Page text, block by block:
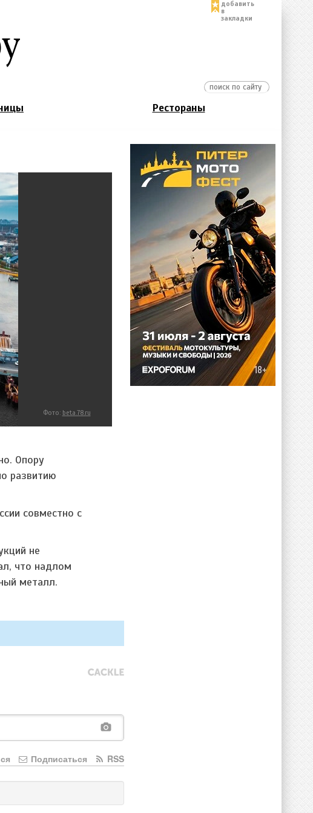
добавить
в
закладки
Рестораны
Фото: beta.78.ru
Опору
развитию
совместно с
не
что надлом
металл.
RSS
Подписаться